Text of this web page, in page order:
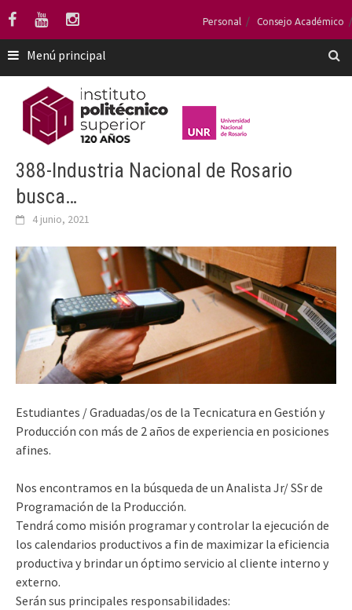
Saltar
contenido
Personal Consejo Académico
Menú principal
388-Industria Nacional de Rosario
busca…
4 junio, 2021
Estudiantes / Graduadas/os de la Tecnicatura en Gestión y
Producción con más de 2 años de experiencia en posiciones
afines.
Nos encontramos en la búsqueda de un Analista Jr/ SSr de
Programación de la Producción.
Tendrá como misión programar y controlar la ejecución de
los calendarios productivos a fin de maximizar la eficiencia
productiva y brindar un óptimo servicio al cliente interno y
externo.
Serán sus principales responsabilidades: